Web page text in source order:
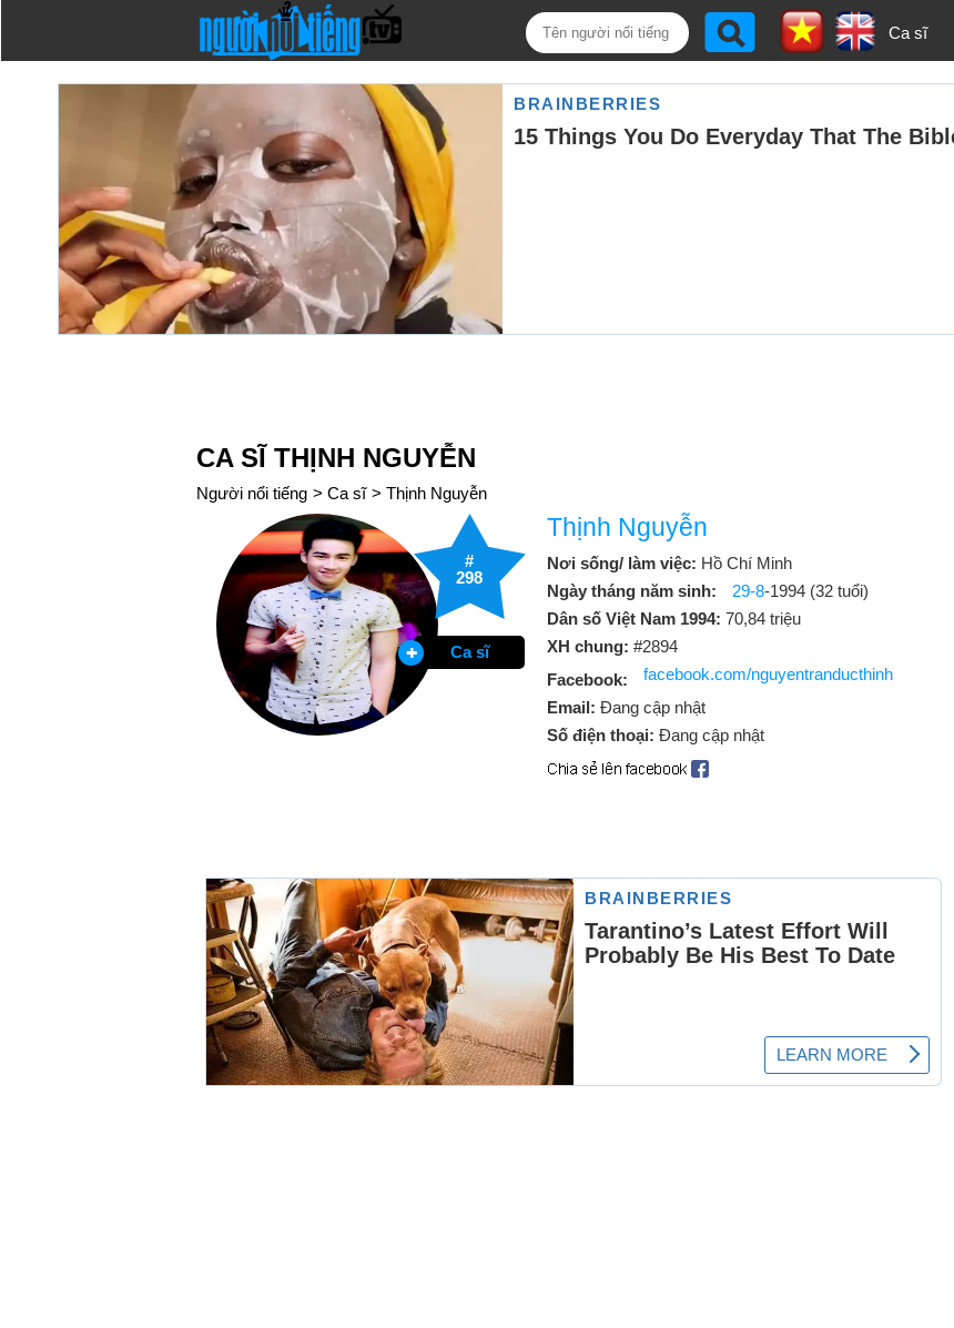
Ca sĩ
CA SĨ THỊNH NGUYỄN
Người nổi tiếng > Ca sĩ > Thịnh Nguyễn
#
298
Ca sĩ
Thịnh Nguyễn
Nơi sống/ làm việc: Hồ Chí Minh
Ngày tháng năm sinh:
29-8-1994 (32 tuổi)
Dân số Việt Nam 1994: 70,84 triệu
XH chung: #2894
Facebook:
facebook.com/nguyentranducthinh
Email: Đang cập nhật
Số điện thoại: Đang cập nhật